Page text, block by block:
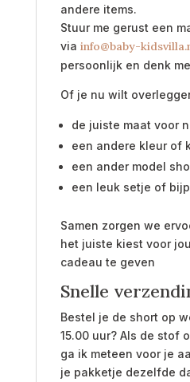
andere items.
Stuur me gerust een
via info@baby-
persoonlijk en denk
Of je nu wilt
de juiste maat voor
een andere kleur of
een ander model
een leuk setje of
Samen zorgen we
het juiste kiest voor
cadeau te geven
Snelle
Bestel je de short op
15.00 uur? Als de stof
ga ik meteen voor je
je pakketje dezelfde